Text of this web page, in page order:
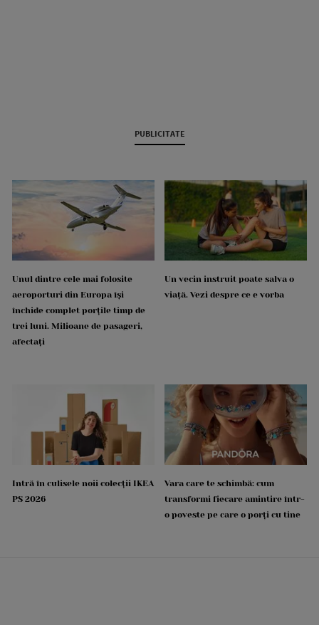
PUBLICITATE
Unul dintre cele mai folosite
aeroporturi din Europa își
închide complet porțile timp de
trei luni. Milioane de pasageri,
afectați
Un vecin instruit poate salva o
viață. Vezi despre ce e vorba
Intră în culisele noii colecții IKEA
PS 2026
Vara care te schimbă: cum
transformi fiecare amintire într-
o poveste pe care o porți cu tine